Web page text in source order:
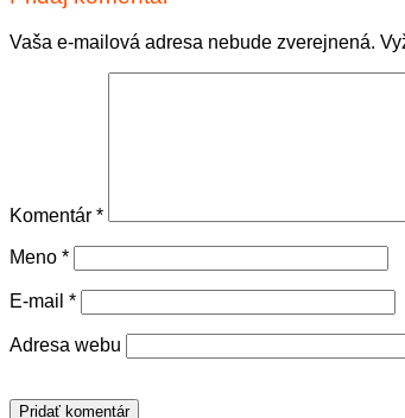
Vaša e-mailová adresa nebude zverejnená.
Komentár *
Meno *
E-mail *
Adresa webu